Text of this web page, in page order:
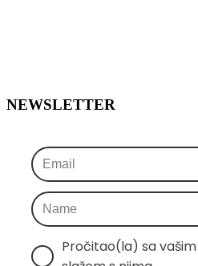
NEWSLETTER
Pročitao(la) sa